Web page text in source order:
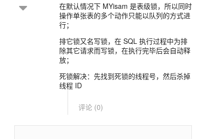
在默认情况下 MYisam 是表级锁，所以同时
操作单张表的多个动作只能以队列的方式进
行；
排它锁又名写锁，在 SQL 执行过程中为排
除其它请求而写锁，在执行完毕后会自动释
放；
死锁解决：先找到死锁的线程号，然后杀掉
线程 ID
评论 (0)